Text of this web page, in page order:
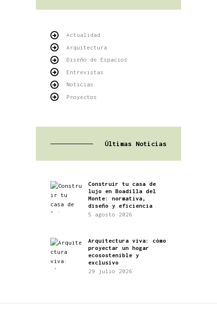
Actualidad
Arquitectura
Diseño de Espacios
Entrevistas
Noticias
Proyectos
Últimas Noticias
Construir tu casa de
lujo en Boadilla del
Monte: normativa,
diseño y eficiencia
5 agosto 2026
Arquitectura viva: cómo
proyectar un hogar
ecosostenible y
exclusivo
29 julio 2026